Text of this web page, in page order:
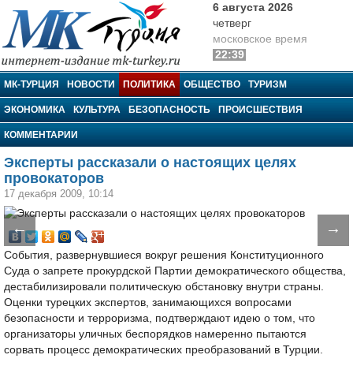
МК-Турция
6 августа 2026
четверг
московское время
22:39
МК-ТУРЦИЯ НОВОСТИ ПОЛИТИКА ОБЩЕСТВО ТУРИЗМ
ЭКОНОМИКА КУЛЬТУРА БЕЗОПАСНОСТЬ ПРОИСШЕСТВИЯ
КОММЕНТАРИИ
Эксперты рассказали о настоящих целях
провокаторов
17 декабря 2009, 10:14
← →
События, развернувшиеся вокруг решения Конституционного
Суда о запрете прокурдской Партии демократического общества,
дестабилизировали политическую обстановку внутри страны.
Оценки турецких экспертов, занимающихся вопросами
безопасности и терроризма, подтверждают идею о том, что
организаторы уличных беспорядков намеренно пытаются
сорвать процесс демократических преобразований в Турции.